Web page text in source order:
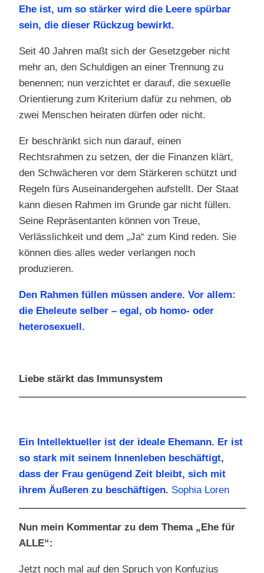
Ehe ist, um so stärker wird die Leere spürbar
sein, die dieser Rückzug bewirkt.
Seit 40 Jahren maßt sich der Gesetzgeber nicht
mehr an, den Schuldigen an einer Trennung zu
benennen; nun verzichtet er darauf, die sexuelle
Orientierung zum Kriterium dafür zu nehmen, ob
zwei Menschen heiraten dürfen oder nicht.
Er beschränkt sich nun darauf, einen
Rechtsrahmen zu setzen, der die Finanzen klärt,
den Schwächeren vor dem Stärkeren schützt und
Regeln fürs Auseinandergehen aufstellt. Der Staat
kann diesen Rahmen im Grunde gar nicht füllen.
Seine Repräsentanten können von Treue,
Verlässlichkeit und dem „Ja“ zum Kind reden. Sie
können dies alles weder verlangen noch
produzieren.
Den Rahmen füllen müssen andere. Vor allem:
die Eheleute selber – egal, ob homo- oder
heterosexuell.
Liebe stärkt das Immunsystem
Ein Intellektueller ist der ideale Ehemann. Er ist
so stark mit seinem Innenleben beschäftigt,
dass der Frau genügend Zeit bleibt, sich mit
ihrem Äußeren zu beschäftigen. Sophia Loren
Nun mein Kommentar zu dem Thema „Ehe für
ALLE“:
Jetzt noch mal auf den Spruch von Konfuzius